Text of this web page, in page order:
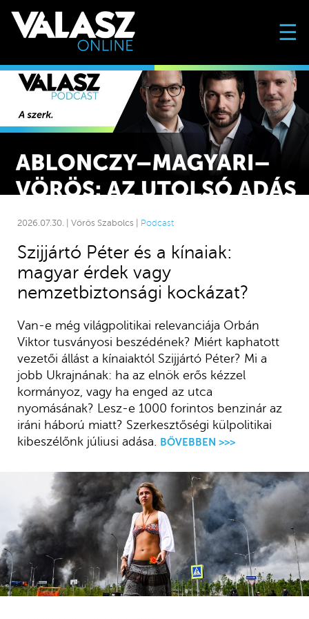
☰
2026.07.30. | Vörös Szabolcs | Podcast
Szijjártó Péter és a kínaiak:
magyar érdek vagy
nemzetbiztonsági kockázat?
Van-e még világpolitikai relevanciája Orbán
Viktor tusványosi beszédének? Miért kaphatott
vezetői állást a kínaiaktól Szijjártó Péter? Mi a
jobb Ukrajnának: ha az elnök erős kézzel
kormányoz, vagy ha enged az utca
nyomásának? Lesz-e 1000 forintos benzinár az
iráni háború miatt? Szerkesztőségi külpolitikai
kibeszélőnk júliusi adása. BŐVEBBEN >>>